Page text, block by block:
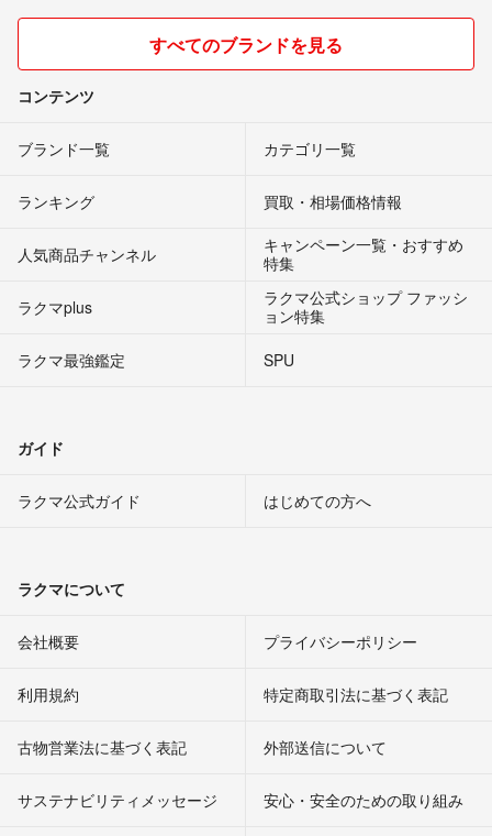
すべてのブランドを見る
コンテンツ
ブランド一覧 カテゴリ一覧
ランキング 買取・相場価格情報
人気商品チャンネル
キャンペーン一覧・おすすめ
特集
ラクマplus
ラクマ公式ショップ ファッシ
ョン特集
ラクマ最強鑑定
SPU
ガイド
ラクマ公式ガイド はじめての方へ
ラクマについて
会社概要 プライバシーポリシー
利用規約 特定商取引法に基づく表記
古物営業法に基づく表記 外部送信について
サステナビリティメッセージ 安心・安全のための取り組み